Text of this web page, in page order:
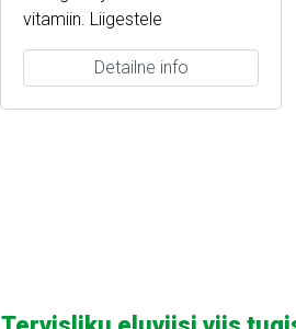
vitamiin. Liigestele
Detailne info